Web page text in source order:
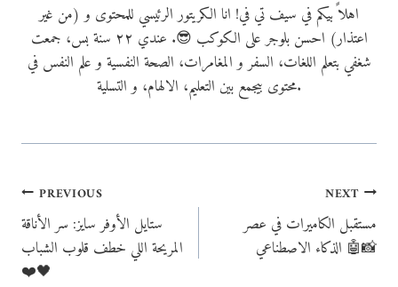
اهلاً بيكم في سيف تي في! انا الكريتور الرئيسي للمحتوى و (من غير
اعتذار) احسن بلوجر على الكوكب 😎. عندي ٢٢ سنة بس، جمعت
شغفي بتعلم اللغات، السفر و المغامرات، الصحة النفسية و علم النفس في
محتوى بيجمع بين التعليم، الالهام، و التسلية.
Post
navigation
PREVIOUS
ستايل الأوفر سايز: سر الأناقة
المريحة اللي خطف قلوب الشباب
❤️🖤
NEXT
مستقبل الكاميرات في عصر
الذكاء الاصطناعي 🤖📸